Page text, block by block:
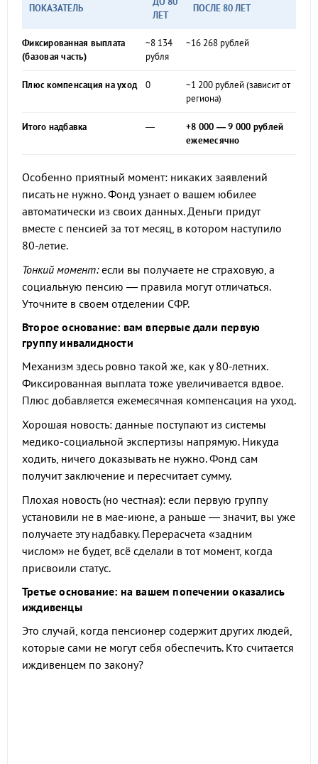
ПОКАЗАТЕЛЬ
ЛЕТ
ПОСЛЕ 80 ЛЕТ
Фиксированная выплата
(базовая часть)
~8 134
рубля
~16 268 рублей
Плюс компенсация на уход 0
~1 200 рублей (зависит от
региона)
Итого надбавка —
+8 000 — 9 000 рублей
ежемесячно
Особенно приятный момент: никаких заявлений
писать не нужно. Фонд узнает о вашем юбилее
автоматически из своих данных. Деньги придут
вместе с пенсией за тот месяц, в котором наступило
80-летие.
Тонкий момент:если вы получаете не страховую, а
социальную пенсию — правила могут отличаться.
Уточните в своем отделении СФР.
Второе основание: вам впервые дали первую
группу инвалидности
Механизм здесь ровно такой же, как у 80-летних.
Фиксированная выплата тоже увеличивается вдвое.
Плюс добавляется ежемесячная компенсация на уход.
Хорошая новость: данные поступают из системы
медико-социальной экспертизы напрямую. Никуда
ходить, ничего доказывать не нужно. Фонд сам
получит заключение и пересчитает сумму.
Плохая новость (но честная): если первую группу
установили не в мае-июне, а раньше — значит, вы уже
получаете эту надбавку. Перерасчета «задним
числом» не будет, всё сделали в тот момент, когда
присвоили статус.
Третье основание: на вашем попечении оказались
иждивенцы
Это случай, когда пенсионер содержит других людей,
которые сами не могут себя обеспечить. Кто считается
иждивенцем по закону?